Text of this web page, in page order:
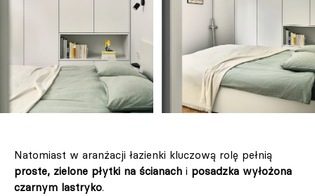
Natomiast w aranżacji łazienki kluczową rolę pełnią
proste, zielone płytki na ścianach i posadzka wyłożona
czarnym lastryko.